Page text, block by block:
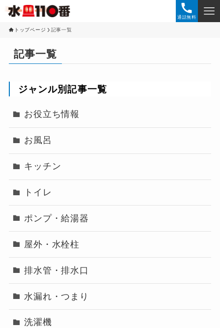
通話無料
トップページ 記事一覧
記事一覧
ジャンル別記事一覧
お役立ち情報
お風呂
キッチン
トイレ
ポンプ・給湯器
屋外・水栓柱
排水管・排水口
水漏れ・つまり
洗濯機